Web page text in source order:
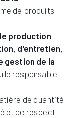
de produits
production
d'entretien,
gestion de la
le responsable
de quantité
et de respect